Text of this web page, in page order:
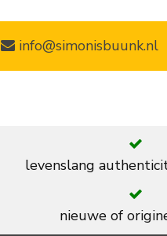
info@simonisbuunk.nl
levenslang
nieuwe of